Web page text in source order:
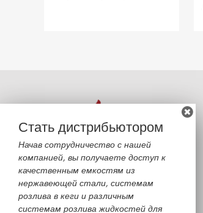
Стать дистрибьютором
Начав сотрудничество с нашей
компанией, вы получаете доступ к
качественным емкостям из
нержавеющей стали, системам
розлива в кеги и различным
системам розлива жидкостей для